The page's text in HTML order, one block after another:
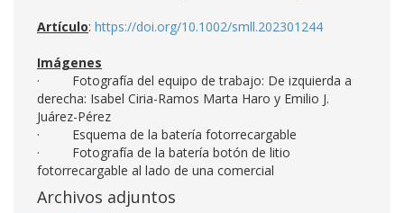
Artículo: https://doi.org/10.1002/smll.202301244
Imágenes
· Fotografía del equipo de trabajo: De izquierda a
derecha: Isabel Ciria-Ramos Marta Haro y Emilio J.
Juárez-Pérez
· Esquema de la batería fotorrecargable
· Fotografía de la batería botón de litio
fotorrecargable al lado de una comercial
Archivos adjuntos